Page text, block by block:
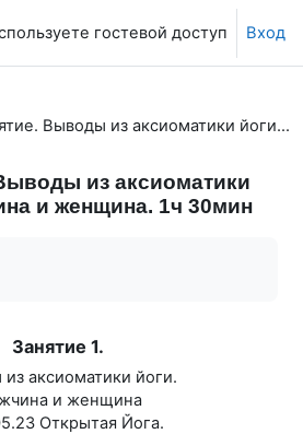
гостевой доступ Вход
1 Занятие. Выводы из аксиоматики йоги. Мужчина и женщина. 1ч 30мин
из аксиоматики
и женщина. 1ч 30мин
Занятие 1.
аксиоматики йоги.
и женщина
Открытая Йога.